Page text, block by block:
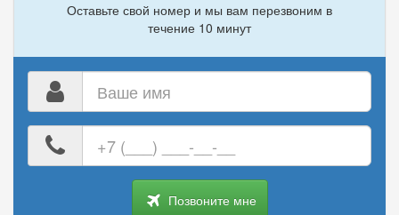
Оставьте свой номер и мы вам перезвоним в
течение 10 минут
номер
телефона
Позвоните мне